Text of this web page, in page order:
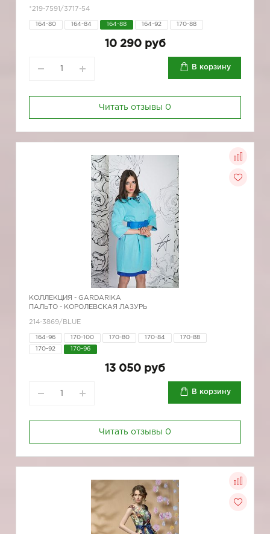
*219-7591/3717-54
164-80 164-84 164-88 164-92 170-88
10 290 руб
В корзину
Читать отзывы 0
КОЛЛЕКЦИЯ - GARDARIKA
ПАЛЬТО - КОРОЛЕВСКАЯ ЛАЗУРЬ
214-3869/BLUE
164-96 170-100 170-80 170-84 170-88
170-92 170-96
13 050 руб
В корзину
Читать отзывы 0